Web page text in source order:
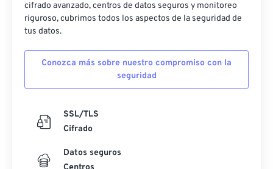
cifrado avanzado, centros de datos seguros y monitoreo
riguroso, cubrimos todos los aspectos de la seguridad de
tus datos.
Conozca más sobre nuestro compromiso con la
seguridad
SSL/TLS
Cifrado
Datos seguros